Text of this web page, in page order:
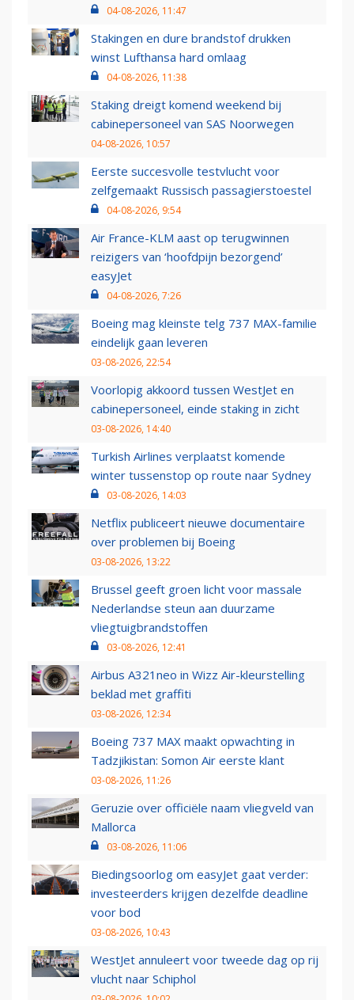
04-08-2026, 11:47
Stakingen en dure brandstof drukken
winst Lufthansa hard omlaag
04-08-2026, 11:38
Staking dreigt komend weekend bij
cabinepersoneel van SAS Noorwegen
04-08-2026, 10:57
Eerste succesvolle testvlucht voor
zelfgemaakt Russisch passagierstoestel
04-08-2026, 9:54
Air France-KLM aast op terugwinnen
reizigers van ‘hoofdpijn bezorgend’
easyJet
04-08-2026, 7:26
Boeing mag kleinste telg 737 MAX-familie
eindelijk gaan leveren
03-08-2026, 22:54
Voorlopig akkoord tussen WestJet en
cabinepersoneel, einde staking in zicht
03-08-2026, 14:40
Turkish Airlines verplaatst komende
winter tussenstop op route naar Sydney
03-08-2026, 14:03
Netflix publiceert nieuwe documentaire
over problemen bij Boeing
03-08-2026, 13:22
Brussel geeft groen licht voor massale
Nederlandse steun aan duurzame
vliegtuigbrandstoffen
03-08-2026, 12:41
Airbus A321neo in Wizz Air-kleurstelling
beklad met graffiti
03-08-2026, 12:34
Boeing 737 MAX maakt opwachting in
Tadzjikistan: Somon Air eerste klant
03-08-2026, 11:26
Geruzie over officiële naam vliegveld van
Mallorca
03-08-2026, 11:06
Biedingsoorlog om easyJet gaat verder:
investeerders krijgen dezelfde deadline
voor bod
03-08-2026, 10:43
WestJet annuleert voor tweede dag op rij
vlucht naar Schiphol